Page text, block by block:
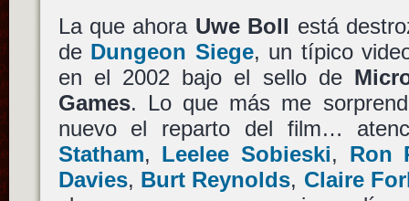
La que ahora Uwe Boll está
de Dungeon Siege, un típico
en el 2002 bajo el sello de
Games. Lo que más me
nuevo el reparto del film…
Statham, Leelee Sobieski, Ron
Davies, Burt Reynolds, Claire